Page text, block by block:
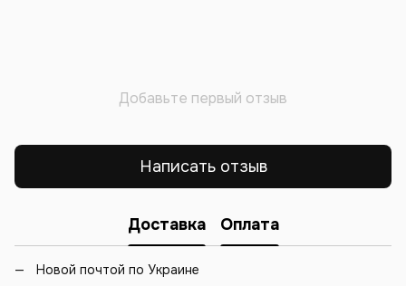
Добавьте первый отзыв
Написать отзыв
Доставка Оплата
Новой почтой по Украине